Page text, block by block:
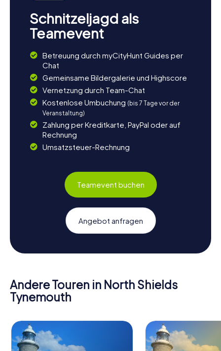
Schnitzeljagd als
Teamevent
Betreuung durch myCityHunt Guides per
Chat
Gemeinsame Bildergalerie und Highscore
Vernetzung durch Team-Chat
Kostenlose Umbuchung (bis 7 Tage vor der
Veranstaltung)
Zahlung per Kreditkarte, PayPal oder auf
Rechnung
Umsatzsteuer-Rechnung
Teamevent buchen
Angebot anfragen
Andere Touren in North Shields
Tynemouth